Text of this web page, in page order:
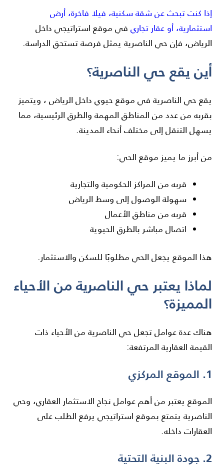
إذا كنت تبحث عن شقة سكنية، فيلا فاخرة، أرض
استثمارية، أو عقار تجاري في موقع استراتيجي داخل
الرياض، فإن حي الناصرية يمثل فرصة تستحق الدراسة.
أين يقع حي الناصرية؟
يقع حي الناصرية في موقع حيوي داخل الرياض ، ويتميز
بقربه من عدد من المناطق المهمة والطرق الرئيسية، مما
يسهل التنقل إلى مختلف أنحاء المدينة.
من أبرز ما يميز موقع الحي:
قربه من المراكز الحكومية والتجارية
سهولة الوصول إلى وسط الرياض
قربه من مناطق الأعمال
اتصال مباشر بالطرق الحيوية
هذا الموقع يجعل الحي مطلوبًا للسكن والاستثمار.
لماذا يعتبر حي الناصرية من الأحياء
المميزة؟
هناك عدة عوامل تجعل حي الناصرية من الأحياء ذات
القيمة العقارية المرتفعة:
1. الموقع المركزي
الموقع يعتبر من أهم عوامل نجاح الاستثمار العقاري، وحي
الناصرية يتمتع بموقع استراتيجي يرفع الطلب على
العقارات داخله.
2. جودة البنية التحتية